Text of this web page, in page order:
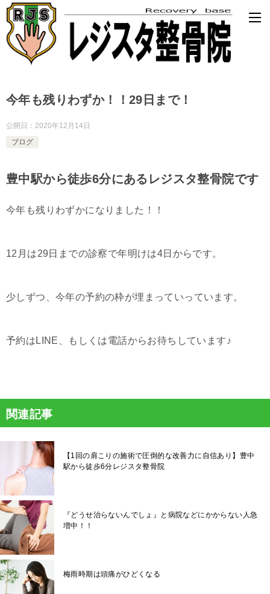
今年も残りわずか！！29日まで！
公開日： 2020年12月14日
ブログ
豊中駅から徒歩6分にあるレジスタ整骨院です
今年も残りわずかになりました！！
12月は29日までの診察で年明けは4日からです。
少しずつ、今年の予約の枠が埋まっていっています。
予約はLINE、もしくは電話からお待ちしています♪
関連記事
【1回の肩こりの施術で圧倒的な改善力に自信あり】豊中
駅から徒歩6分レジスタ整骨院
『どうせ治らないんでしょ』と病院などにかからない人急
増中！！
梅雨時期は頭痛がひどくなる